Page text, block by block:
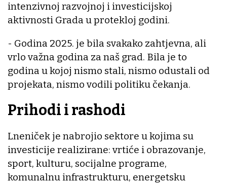
intenzivnoj razvojnoj i investicijskoj
aktivnosti Grada u protekloj godini.
- Godina 2025. je bila svakako zahtjevna, ali
vrlo važna godina za naš grad. Bila je to
godina u kojoj nismo stali, nismo odustali od
projekata, nismo vodili politiku čekanja.
Prihodi i rashodi
Lneniček je nabrojio sektore u kojima su
investicije realizirane: vrtiće i obrazovanje,
sport, kulturu, socijalne programe,
komunalnu infrastrukturu, energetsku